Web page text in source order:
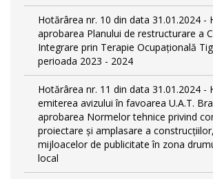
Hotărârea nr. 10 din data 31.01.2024 -
aprobarea Planului de restructurare a
Integrare prin Terapie Ocupațională
perioada 2023 - 2024
Hotărârea nr. 11 din data 31.01.2024 -
emiterea avizului în favoarea U.A.T.
aprobarea Normelor tehnice privind
proiectare şi amplasare a
mijloacelor de publicitate în zona
local